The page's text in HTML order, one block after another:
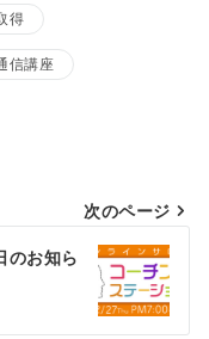
得
信講座
次のページ
のお知ら